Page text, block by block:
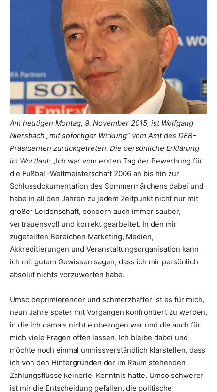
Am heutigen Montag, 9. November 2015, ist Wolfgang
Niersbach „mit sofortiger Wirkung“ vom Amt des DFB-
Präsidenten zurückgetreten. Die persönliche Erklärung
im Wortlaut: „Ich war vom ersten Tag der Bewerbung für
die Fußball-Weltmeisterschaft 2006 an bis hin zur
Schlussdokumentation des Sommermärchens dabei und
habe in all den Jahren zu jedem Zeitpunkt nicht nur mit
großer Leidenschaft, sondern auch immer sauber,
vertrauensvoll und korrekt gearbeitet. In den mir
zugeteilten Bereichen Marketing, Medien,
Akkreditierungen und Veranstaltungsorganisation kann
ich mit gutem Gewissen sagen, dass ich mir persönlich
absolut nichts vorzuwerfen habe.
Umso deprimierender und schmerzhafter ist es für mich,
neun Jahre später mit Vorgängen konfrontiert zu werden,
in die ich damals nicht einbezogen war und die auch für
mich viele Fragen offen lassen. Ich bleibe dabei und
möchte noch einmal unmissverständlich klarstellen, dass
ich von den Hintergründen der im Raum stehenden
Zahlungsflüsse keinerlei Kenntnis hatte. Umso schwerer
ist mir die Entscheidung gefallen, die politische